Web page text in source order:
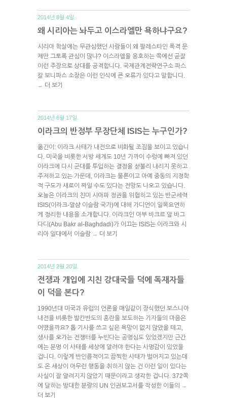
2014년 8월 4일.
왜 시리아는 놔두고 이스라엘만 욕하냐구요?
시리아 학살에는 무관심했던 사람들이 왜 팔레스타인 폭격 문
제만 그토록 관심이 많냐? 이스라엘을 옹호하는 쪽에선 곧잘
이런 주장으로 상대를 공격합니다. 국제관계전략연구소 파스
칼 보니파스 소장은 이런 인식에 큰 오류가 있다고 말합니다.
→ 더 보기
2014년 6월 17일.
이라크의 반정부 무장단체 ISIS는 누구인가?
옮긴이: 이라크 사태가 내전으로 비화될 조짐을 보이고 있습니
다. 미국을 비롯한 서방 세계도 10년 가까이 수렁에 빠져 있던
이라크에 다시 군대를 투입하는 결정을 섣불리 내리지 못하고
주저하고 있는 가운데, 이라크는 물론이고 아예 중동의 지정학
적 구도가 새로이 짜일 수도 있다는 전망도 나오고 있습니다.
오늘은 이라크의 친미 시아파 정권을 위협하고 있는 반군세력
ISIS(이라크-알샴 이슬람 국가)에 대해 가디언이 일목요연하
게 정리한 내용을 소개합니다. 이라크인 아부 바크르 알 바그
다디(Abu Bakr al-Baghdadi)가 이끄는 ISIS는 이라크와 시
리아 일대에서 이슬람 → 더 보기
2014년 2월 20일.
전쟁과 개입에 지친 강대국들 덕에 독재자들
이 덕을 본다?
1990년대 미국과 유럽의 언론을 매일같이 장식했던 보스니아
내전을 비롯한 발칸반도의 혼란을 보도하는 기자들의 마음은
어땠을까요? 톱 기사를 쓰고 싶은 욕망이 없지 않았을 테고,
생사를 오가는 전쟁터를 누빈다는 공명심도 있었겠지만 근간
에는 분명 이 사태를 세상에 알려야 한다는 사명감이 있었을
겁니다. 이렇게 반인륜적이고 끔찍한 사태가 벌어지고 있는데
도 온 세상이 아무런 행동을 취하지 않는 건 이런 일이 있다는
사실이 잘 알려지지 않았기 때문이라고 생각한 겁니다. 372쪽
에 달하는 방대한 분량의 UN 인권보고서를 작성한 이들의
→
더 보기